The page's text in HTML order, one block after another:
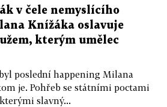
v čele nemyslícího
Knížáka oslavuje
kterým umělec
poslední happening Milana
je. Pohřeb se státními poctami
slavný...